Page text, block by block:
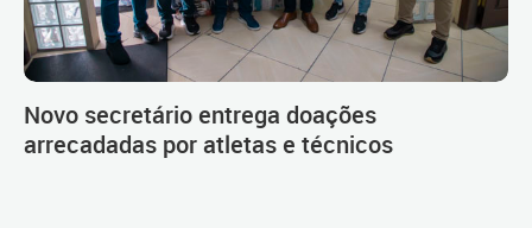
Novo secretário entrega doações
arrecadadas por atletas e técnicos